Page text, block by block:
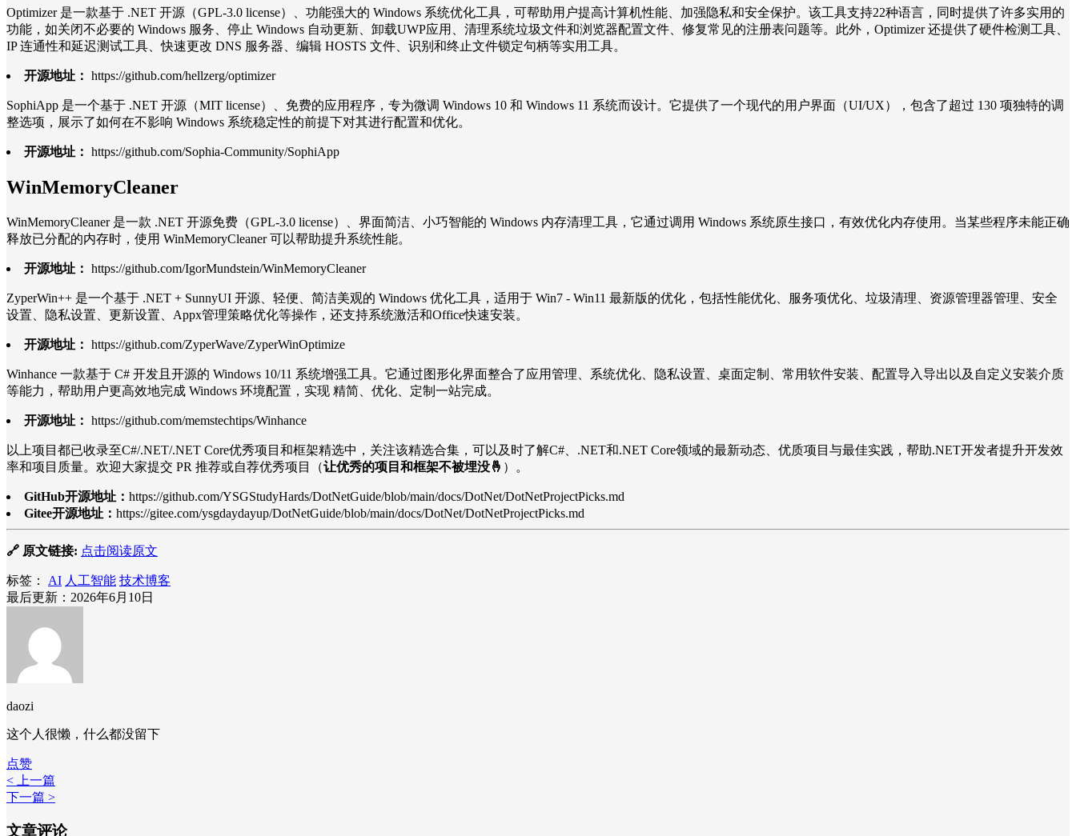
Optimizer 是一款基于 .NET 开源（GPL-3.0 license）、功能强大的 Windows 系统优化工具，可帮助用户提高计算机性能、加强隐私和安全保护。该工具支持22种语言，同时提供了许多实用的
功能，如关闭不必要的 Windows 服务、停止 Windows 自动更新、卸载UWP应用、清理系统垃圾文件和浏览器配置文件、修复常见的注册表问题等。此外，Optimizer 还提供了硬件检测工具、
IP 连通性和延迟测试工具、快速更改 DNS 服务器、编辑 HOSTS 文件、识别和终止文件锁定句柄等实用工具。
开源地址： https://github.com/hellzerg/optimizer
SophiApp 是一个基于 .NET 开源（MIT license）、免费的应用程序，专为微调 Windows 10 和 Windows 11 系统而设计。它提供了一个现代的用户界面（UI/UX），包含了超过 130 项独特的调
整选项，展示了如何在不影响 Windows 系统稳定性的前提下对其进行配置和优化。
开源地址： https://github.com/Sophia-Community/SophiApp
WinMemoryCleaner
WinMemoryCleaner 是一款 .NET 开源免费（GPL-3.0 license）、界面简洁、小巧智能的 Windows 内存清理工具，它通过调用 Windows 系统原生接口，有效优化内存使用。当某些程序未能正确
释放已分配的内存时，使用 WinMemoryCleaner 可以帮助提升系统性能。
开源地址： https://github.com/IgorMundstein/WinMemoryCleaner
ZyperWin++ 是一个基于 .NET + SunnyUI 开源、轻便、简洁美观的 Windows 优化工具，适用于 Win7 - Win11 最新版的优化，包括性能优化、服务项优化、垃圾清理、资源管理器管理、安全
设置、隐私设置、更新设置、Appx管理策略优化等操作，还支持系统激活和Office快速安装。
开源地址： https://github.com/ZyperWave/ZyperWinOptimize
Winhance 一款基于 C# 开发且开源的 Windows 10/11 系统增强工具。它通过图形化界面整合了应用管理、系统优化、隐私设置、桌面定制、常用软件安装、配置导入导出以及自定义安装介质
等能力，帮助用户更高效地完成 Windows 环境配置，实现 精简、优化、定制一站完成。
开源地址： https://github.com/memstechtips/Winhance
以上项目都已收录至C#/.NET/.NET Core优秀项目和框架精选中，关注该精选合集，可以及时了解C#、.NET和.NET Core领域的最新动态、优质项目与最佳实践，帮助.NET开发者提升开发效
率和项目质量。欢迎大家提交 PR 推荐或自荐优秀项目（让优秀的项目和框架不被埋没🤞 ）。
GitHub开源地址： https://github.com/YSGStudyHards/DotNetGuide/blob/main/docs/DotNet/DotNetProjectPicks.md
Gitee开源地址： https://gitee.com/ysgdaydayup/DotNetGuide/blob/main/docs/DotNet/DotNetProjectPicks.md
🔗 原文链接: 点击阅读原文
标签： AI 人工智能 技术博客
最后更新：2026年6月10日
daozi
这个人很懒，什么都没留下
点赞
< 上一篇
下一篇 >
文章评论